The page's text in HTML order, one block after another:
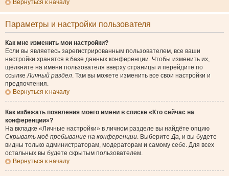
Вернуться к началу
Параметры и настройки пользователя
Как мне изменить мои настройки?
Если вы являетесь зарегистрированным пользователем, все ваши
настройки хранятся в базе данных конференции. Чтобы изменить их,
щёлкните на имени пользователя вверху страницы и перейдите по
ссылкеЛичный раздел. Там вы можете изменить все свои настройки и
предпочтения.
Вернуться к началу
Как избежать появления моего имени в списке «Кто сейчас на
конференции»?
На вкладке «Личные настройки» в личном разделе вы найдёте опцию
Скрывать моё пребывание на конференции. ВыберитеДа, и вы будете
видны только администраторам, модераторам и самому себе. Для всех
остальных вы будете скрытым пользователем.
Вернуться к началу